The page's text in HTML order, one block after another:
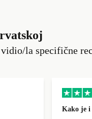
la specifične
Kako je i